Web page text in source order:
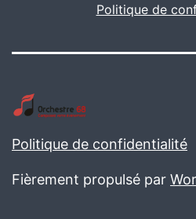
Politique de
Politique de confidentialité
Fièrement propulsé par